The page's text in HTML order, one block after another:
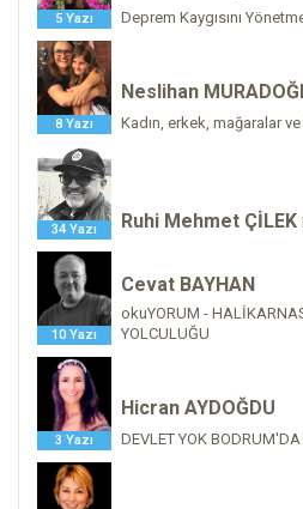
5 Yazı Deprem Kaygısını
8 Yazı
Neslihan
Kadın, erkek, mağaralar ve
34 Yazı Ruhi Mehmet ÇİLEK
10 Yazı
Cevat BAYHAN
okuYORUM -
YOLCULUĞU
3 Yazı
Hicran AYDOĞDU
DEVLET YOK